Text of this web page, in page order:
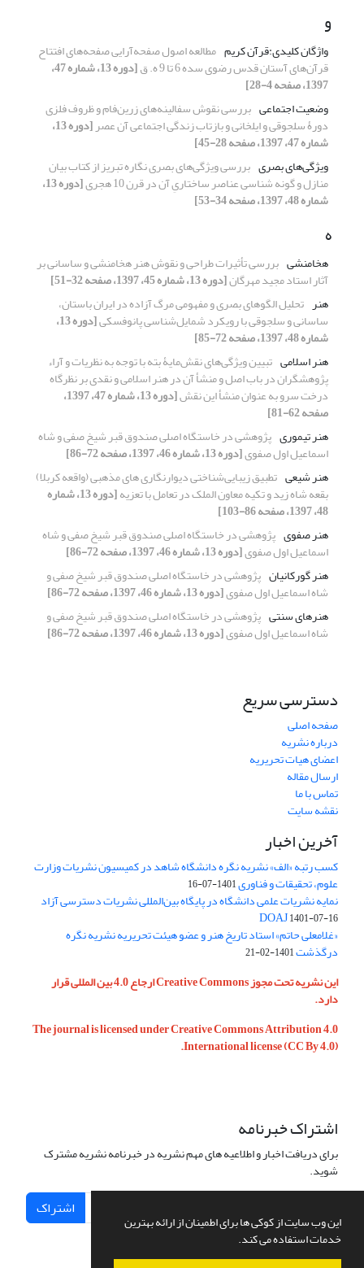
این وب سایت از کوکی ها برای اطمینان از ارائه بهترین
خدمات استفاده می کند.
و
واژگان کلیدی:قرآن کریم مطالعه اصول صفحه‌آرایی صفحه‌های افتتاح
قرآن‌های آستان قدس رضوی سده 6 تا 9 ه. ق [دوره 13، شماره 47،
1397، صفحه 4-28]
وضعیت اجتماعی بررسی نقوش سفالینه‌های زرین‌فام و ظروف فلزی
دورۀ سلجوقی و ایلخانی و بازتاب زندگی اجتماعی آن عصر [دوره 13،
شماره 47، 1397، صفحه 28-45]
ویژگی‌های بصری بررسی ویژگی‌های بصری نگاره تبریز از کتاب بیان
منازل و گونه شناسی عناصر ساختاریِ آن در قرن 10 هجری [دوره 13،
شماره 48، 1397، صفحه 34-53]
ه
هخامنشی بررسی تأثیرات طراحی و نقوش هنر هخامنشی و ساسانی بر
آثار استاد مجید مهرگان[دوره 13، شماره 45، 1397، صفحه 32-51]
هنر تحلیل الگوهای بصری و مفهومی مرگ آزاده در ایران باستان،
ساسانی و سلجوقی با رویکرد شمایل‌شناسی پانوفسکی [دوره 13،
شماره 48، 1397، صفحه 72-85]
هنر اسلامی تبیین ویژگی‌های نقش‌مایۀ بته با توجه به نظریات و آراء
پژوهشگران در باب اصل و منشأ آن در هنر اسلامی و نقدی بر نظرگاه
درخت سرو به عنوان منشأ این نقش [دوره 13، شماره 47، 1397،
صفحه 62-81]
هنر تیموری پژوهشی در خاستگاه اصلی صندوق قبر شیخ صفی و شاه
اسماعیل اول صفوی[دوره 13، شماره 46، 1397، صفحه 72-86]
هنر شیعی تطبیق زیبایی‌شناختی دیوارنگاری های مذهبی (واقعه کربلا)
بقعه شاه زید و تکیه معاون الملک در تعامل با تعزیه [دوره 13، شماره
48، 1397، صفحه 86-103]
هنر صفوی پژوهشی در خاستگاه اصلی صندوق قبر شیخ صفی و شاه
اسماعیل اول صفوی[دوره 13، شماره 46، 1397، صفحه 72-86]
هنر گورکانیان پژوهشی در خاستگاه اصلی صندوق قبر شیخ صفی و
شاه اسماعیل اول صفوی[دوره 13، شماره 46، 1397، صفحه 72-86]
هنرهای سنتی پژوهشی در خاستگاه اصلی صندوق قبر شیخ صفی و
شاه اسماعیل اول صفوی[دوره 13، شماره 46، 1397، صفحه 72-86]
دسترسی سریع
صفحه اصلی
درباره نشریه
اعضای هیات تحریریه
ارسال مقاله
تماس با ما
نقشه سایت
آخرین اخبار
کسب رتبه «الف» نشریه نگره دانشگاه شاهد در کمیسیون نشریات وزارت
علوم، تحقیقات و فناوری1401-07-16
نمایه نشریات علمی دانشگاه در پایگاه بین‌المللی نشریات دسترسی آزاد
DOAJ1401-07-16
«غلامعلی حاتم» استاد تاریخ هنر و عضو هیئت تحریریه نشریه نگره
درگذشت1401-02-21
این نشریه تحت مجوز Creative Commons ارجاع 4.0 بین المللی قرار
دارد.
The journal is licensed under Creative Commons Attribution 4.0
International license (CC By 4.0).
اشتراک خبرنامه
برای دریافت اخبار و اطلاعیه های مهم نشریه در خبرنامه نشریه مشترک
شوید.
اشتراک